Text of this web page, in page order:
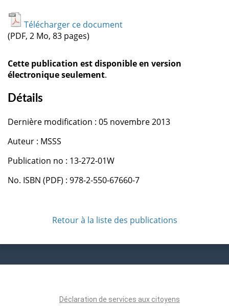
Télécharger ce document
(PDF, 2 Mo, 83 pages)
Cette publication est disponible en version
électronique seulement.
Détails
Dernière modification : 05 novembre 2013
Auteur : MSSS
Publication no : 13-272-01W
No. ISBN (PDF) : 978-2-550-67660-7
Retour à la liste des publications
Déclaration de services aux citoyens